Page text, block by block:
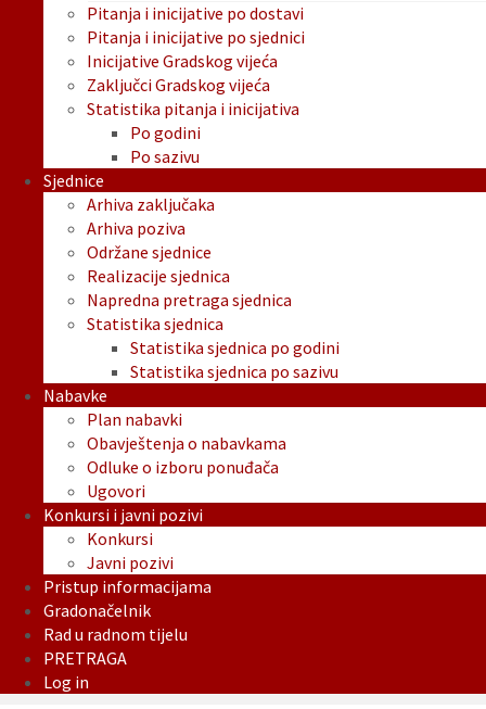
Pitanja i inicijative po dostavi
Pitanja i inicijative po sjednici
Inicijative Gradskog vijeća
Zaključci Gradskog vijeća
Statistika pitanja i inicijativa
Po godini
Po sazivu
Sjednice
Arhiva zaključaka
Arhiva poziva
Održane sjednice
Realizacije sjednica
Napredna pretraga sjednica
Statistika sjednica
Statistika sjednica po godini
Statistika sjednica po sazivu
Nabavke
Plan nabavki
Obavještenja o nabavkama
Odluke o izboru ponuđača
Ugovori
Konkursi i javni pozivi
Konkursi
Javni pozivi
Pristup informacijama
Gradonačelnik
Rad u radnom tijelu
PRETRAGA
Log in